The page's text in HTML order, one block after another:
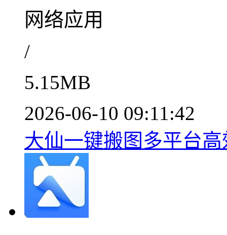
网络应用
/
5.15MB
2026-06-10 09:11:42
大仙一键搬图多平台